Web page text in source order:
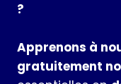
?
Apprenons à
gratuitement